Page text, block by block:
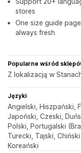
stores
One size guide
always fresh
Popularne wśród
Z lokalizacją w
Języki
Angielski, Hiszpański,
Japoński, Czeski,
Polski, Portugalski
Turecki, Tajski,
Koreański